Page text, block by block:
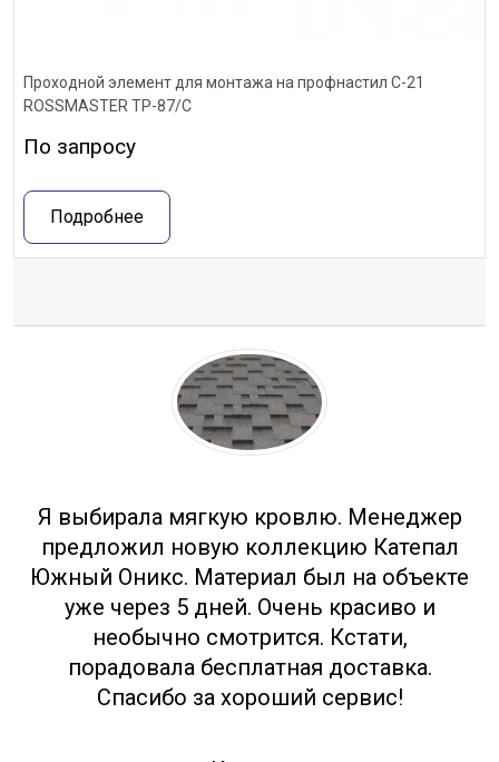
Проходной элемент для монтажа на профнастил С-21
ROSSMASTER ТР-87/С
По запросу
Подробнее
Я выбирала мягкую кровлю. Менеджер
предложил новую коллекцию Катепал
Южный Оникс. Материал был на объекте
уже через 5 дней. Очень красиво и
необычно смотрится. Кстати,
порадовала бесплатная доставка.
Спасибо за хороший сервис!